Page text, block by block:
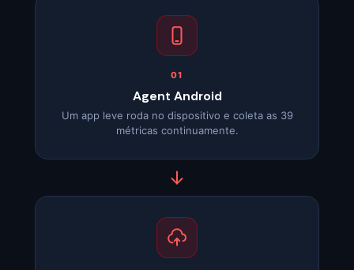
01
Agent Android
Um app leve roda no dispositivo e coleta as 39
métricas continuamente.